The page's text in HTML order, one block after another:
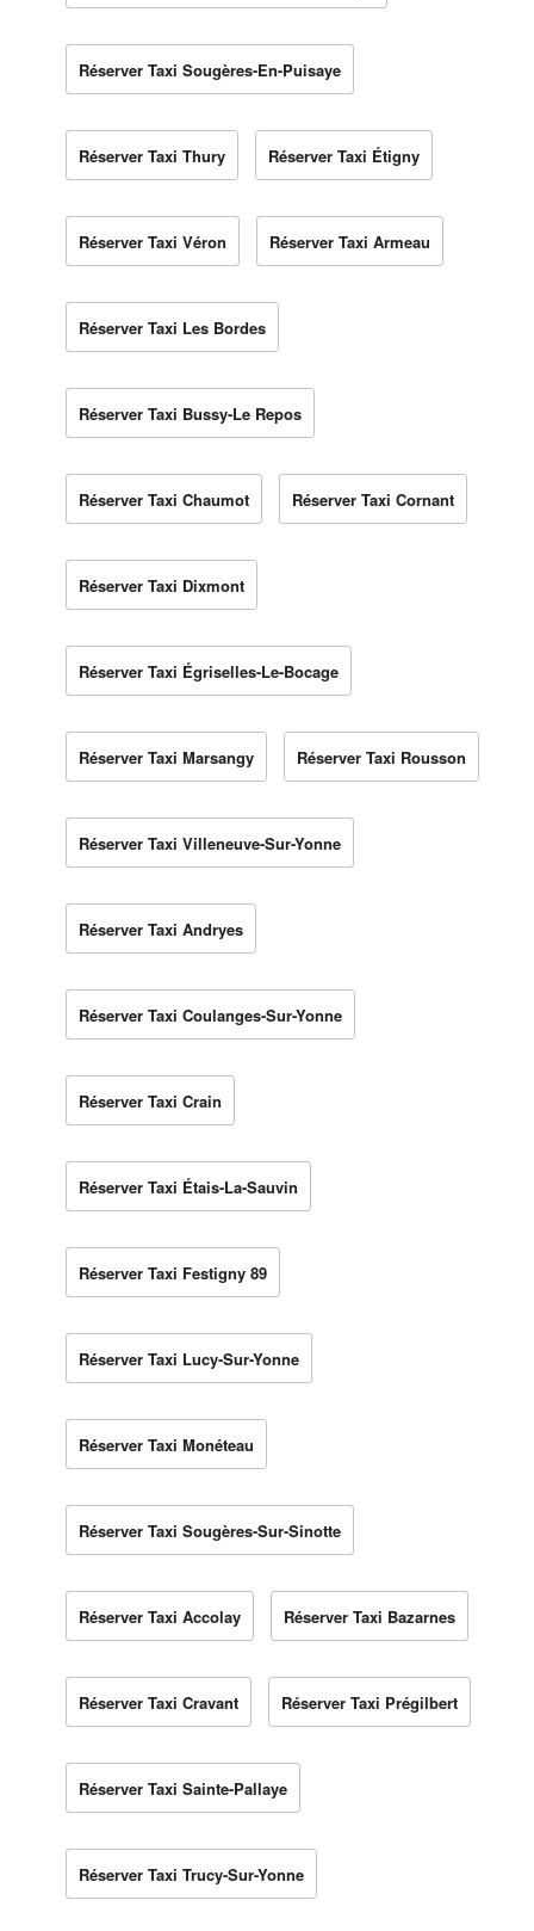
Réserver Taxi Sougères-En-Puisaye
Réserver Taxi Thury Réserver Taxi Étigny
Réserver Taxi Véron Réserver Taxi Armeau
Réserver Taxi Les Bordes
Réserver Taxi Bussy-Le Repos
Réserver Taxi Chaumot Réserver Taxi Cornant
Réserver Taxi Dixmont
Réserver Taxi Égriselles-Le-Bocage
Réserver Taxi Marsangy Réserver Taxi Rousson
Réserver Taxi Villeneuve-Sur-Yonne
Réserver Taxi Andryes
Réserver Taxi Coulanges-Sur-Yonne
Réserver Taxi Crain
Réserver Taxi Étais-La-Sauvin
Réserver Taxi Festigny 89
Réserver Taxi Lucy-Sur-Yonne
Réserver Taxi Monéteau
Réserver Taxi Sougères-Sur-Sinotte
Réserver Taxi Accolay Réserver Taxi Bazarnes
Réserver Taxi Cravant Réserver Taxi Prégilbert
Réserver Taxi Sainte-Pallaye
Réserver Taxi Trucy-Sur-Yonne